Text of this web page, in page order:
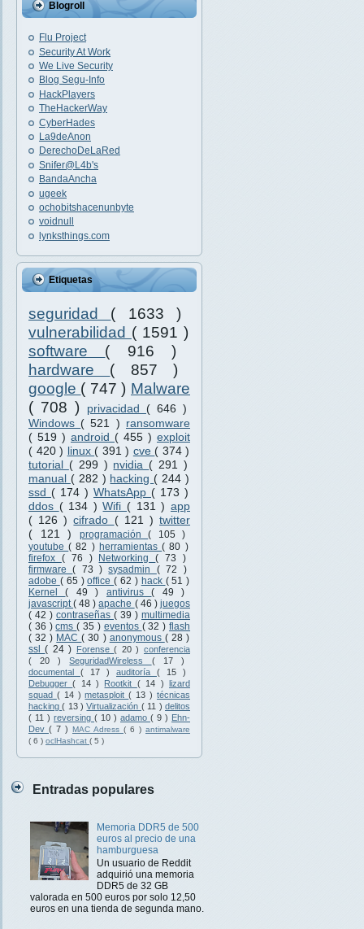
Blogroll
Flu Project
Security At Work
We Live Security
Blog Segu-Info
HackPlayers
TheHackerWay
CyberHades
La9deAnon
DerechoDeLaRed
Snifer@L4b's
BandaAncha
ugeek
ochobitshacenunbyte
voidnull
lynksthings.com
Etiquetas
seguridad ( 1633 )
vulnerabilidad ( 1591 )
software ( 916 )
hardware ( 857 )
google ( 747 ) Malware
( 708 )
privacidad ( 646 )
Windows ( 521 ) ransomware
( 519 ) android ( 455 ) exploit
( 420 ) linux ( 391 ) cve ( 374 )
tutorial ( 299 ) nvidia ( 291 )
manual ( 282 ) hacking ( 244 )
ssd ( 174 ) WhatsApp ( 173 )
ddos ( 134 )Wifi ( 131 ) app
( 126 )cifrado ( 121 )twitter
( 121 ) programación( 105 )
youtube( 82 ) herramientas( 80 )
firefox ( 76 ) Networking( 73 )
firmware( 73 )sysadmin ( 72 )
adobe ( 65 )office( 62 ) hack ( 51 )
Kernel( 49 ) antivirus( 49 )
javascript( 48 )apache ( 46 ) juegos
( 42 ) contraseñas ( 39 ) multimedia
( 36 )cms( 35 ) eventos ( 32 )flash
( 32 ) MAC( 30 ) anonymous ( 28 )
ssl( 24 ) Forense( 20 ) conferencia
( 20 )SeguridadWireless ( 17 )
documental ( 17 ) auditoría ( 15 )
Debugger( 14 ) Rootkit ( 14 ) lizard
squad ( 14 )metasploit( 13 ) técnicas
hacking( 13 )Virtualización ( 11 ) delitos
( 11 ) reversing ( 10 ) adamo ( 9 ) Ehn-
Dev ( 7 ) MAC Adress ( 6 ) antimalware
( 6 ) oclHashcat ( 5 )
Entradas populares
Memoria DDR5 de 500
euros al precio de una
hamburguesa
Un usuario de Reddit
adquirió una memoria
DDR5 de 32 GB
valorada en 500 euros por solo 12,50
euros en una tienda de segunda mano.